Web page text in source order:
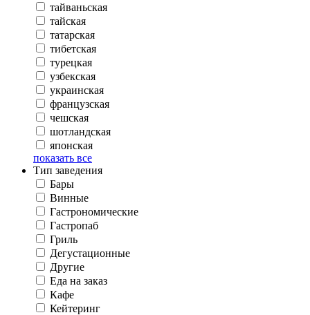
тайваньская
тайская
татарская
тибетская
турецкая
узбекская
украинская
французская
чешская
шотландская
японская
показать все
Тип заведения
Бары
Винные
Гастрономические
Гастропаб
Гриль
Дегустационные
Другие
Еда на заказ
Кафе
Кейтеринг